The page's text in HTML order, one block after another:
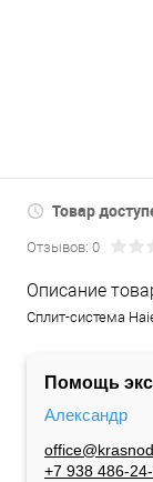
Товар
Отзывов: 0
Описание
Сплит-система
Помощь
Александр
+7 938 486-